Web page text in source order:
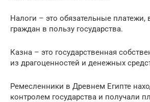
Налоги – это обязательные
граждан в пользу государства.
Казна – это государственная
из драгоценностей и денежных
Ремесленники в Древнем Египте
контролем государства и получали